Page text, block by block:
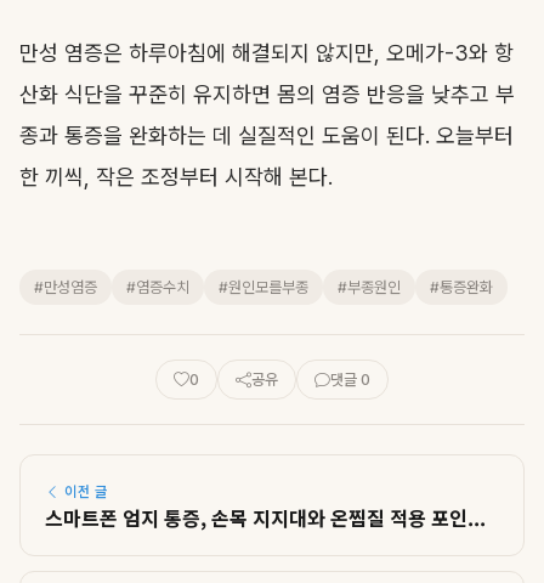
만성 염증은 하루아침에 해결되지 않지만, 오메가-3와 항
산화 식단을 꾸준히 유지하면 몸의 염증 반응을 낮추고 부
종과 통증을 완화하는 데 실질적인 도움이 된다. 오늘부터
한 끼씩, 작은 조정부터 시작해 본다.
#만성염증 #염증수치 #원인모를부종 #부종원인 #통증완화
0 공유 댓글 0
이전 글
스마트폰 엄지 통증, 손목 지지대와 온찜질 적용 포인...